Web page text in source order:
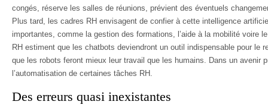
congés, réserve les salles de réunions, prévient des éventuels
Plus tard, les cadres RH envisagent de confier à cette intelligence
importantes, comme la gestion des formations, l’aide à la mobilité voire
RH estiment que les chatbots deviendront un outil indispensable pour le
que les robots feront mieux leur travail que les humains. Dans un avenir
l’automatisation de certaines tâches RH.
Des erreurs quasi inexistantes